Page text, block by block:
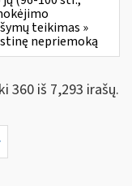
teikimas »
nepriemoką
360 iš 7,293 irašų.